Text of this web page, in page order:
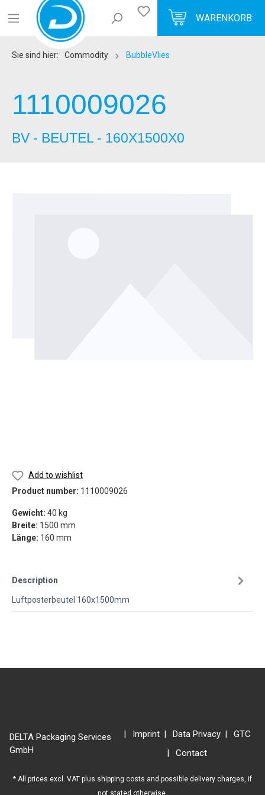
WARENKORB:
Sie sind hier: Commodity BubbleVlies
1110009026
BV - BEUTEL - 160X1500X0
Add to wishlist
Product number: 1110009026
Gewicht: 40 kg
Breite: 1500 mm
Länge: 160 mm
Description
Luftposterbeutel 160x1500mm
DELTA Packaging Services
GmbH
Imprint Data Privacy
GTC
Contact
* All prices excl. VAT plus shipping costs and possible delivery charges, if
not stated otherwise.